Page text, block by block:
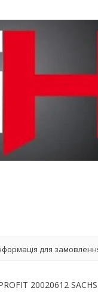
для
20020612